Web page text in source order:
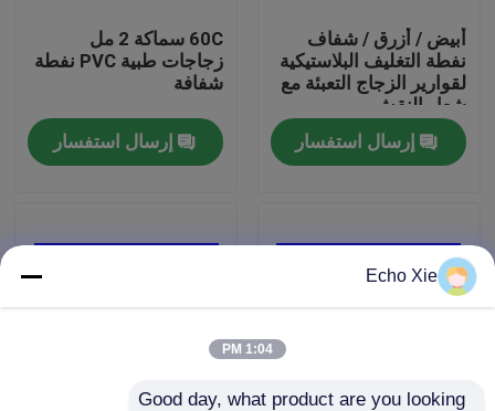
رقابة جودة
اتصل بنا
تسميات 10ML فيال
تسميات زجاجة صغيرة
أبيض / أزرق / شفاف
نفطة التغليف البلاستيكية
لقوارير الزجاج التعبئة مع
شعار النقش
إرسال استفسار
60C سماكة 2 مل
زجاجات طبية PVC نفطة
شفافة
إرسال استفسار
Echo Xie
1:04 PM
Good day, what product are you looking